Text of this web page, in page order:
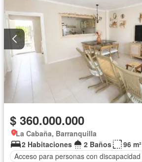
$ 360.000.000
La Cabaña, Barranquilla
2 Habitaciones
2 Baños
96 m²
Acceso para personas con discapacidad